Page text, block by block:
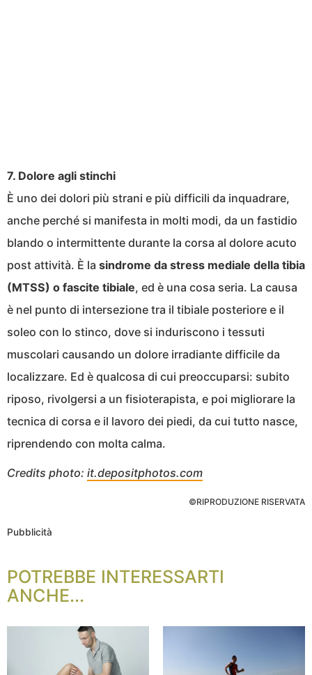
7. Dolore agli stinchi
È uno dei dolori più strani e più difficili da inquadrare,
anche perché si manifesta in molti modi, da un fastidio
blando o intermittente durante la corsa al dolore acuto
post attività. È la sindrome da stress mediale della tibia
(MTSS) o fascite tibiale, ed è una cosa seria. La causa
è nel punto di intersezione tra il tibiale posteriore e il
soleo con lo stinco, dove si induriscono i tessuti
muscolari causando un dolore irradiante difficile da
localizzare. Ed è qualcosa di cui preoccuparsi: subito
riposo, rivolgersi a un fisioterapista, e poi migliorare la
tecnica di corsa e il lavoro dei piedi, da cui tutto nasce,
riprendendo con molta calma.
Credits photo: it.depositphotos.com
©RIPRODUZIONE RISERVATA
Pubblicità
POTREBBE INTERESSARTI
ANCHE...